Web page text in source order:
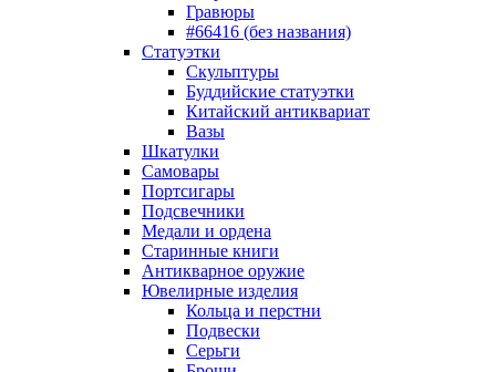
Гравюры
#66416 (без названия)
Статуэтки
Скульптуры
Буддийские статуэтки
Китайский антиквариат
Вазы
Шкатулки
Самовары
Портсигары
Подсвечники
Медали и ордена
Старинные книги
Антикварное оружие
Ювелирные изделия
Кольца и перстни
Подвески
Серьги